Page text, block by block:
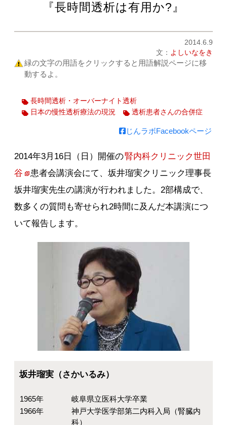
『長時間透析は有用か?』
2014.6.9
文： よしいなをき
緑の文字の用語をクリックすると用語解説ページに移
動するよ。
長時間透析・オーバーナイト透析
日本の慢性透析療法の現況
透析患者さんの合併症
じんラボFacebookページ
2014年3月16日（日）開催の腎内科クリニック世田
谷
患者会講演会にて、坂井瑠実クリニック理事長
坂井瑠実先生の講演が行われました。2部構成で、
数多くの質問も寄せられ2時間に及んだ本講演につ
いて報告します。
坂井瑠実（さかいるみ）
1965年
岐阜県立医科大学卒業
1966年
神戸大学医学部第二内科入局（腎臓内
科）